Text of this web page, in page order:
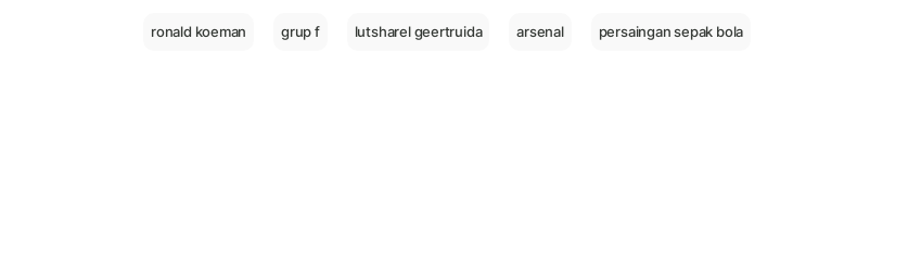
ronald koeman grup f lutsharel geertruida arsenal persaingan sepak bola